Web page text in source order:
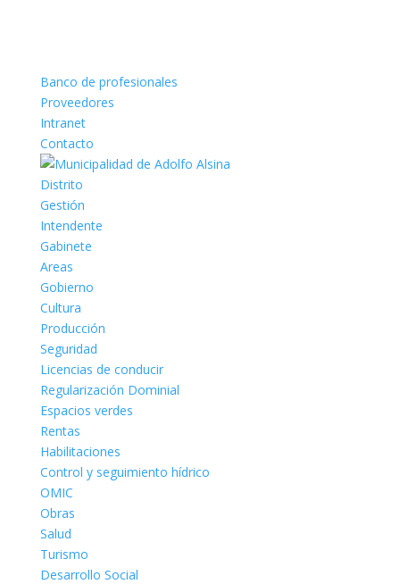
Banco de profesionales
Proveedores
Intranet
Contacto
Distrito
Gestión
Intendente
Gabinete
Areas
Gobierno
Cultura
Producción
Seguridad
Licencias de conducir
Regularización Dominial
Espacios verdes
Rentas
Habilitaciones
Control y seguimiento hídrico
OMIC
Obras
Salud
Turismo
Desarrollo Social